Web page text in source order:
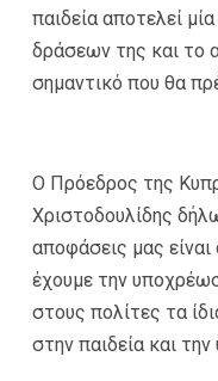
παιδεία αποτελεί
δράσεων της και το
σημαντικό που θα
Ο Πρόεδρος της
Χριστοδουλίδης
αποφάσεις μας
έχουμε την
στους πολίτες τα
στην παιδεία και την